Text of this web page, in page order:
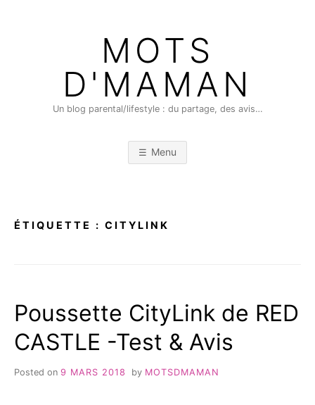
MOTS
D'MAMAN
Un blog parental/lifestyle : du partage, des avis…
Menu
ÉTIQUETTE : CITYLINK
Poussette CityLink de RED
CASTLE -Test & Avis
Posted on 9 MARS 2018 by MOTSDMAMAN